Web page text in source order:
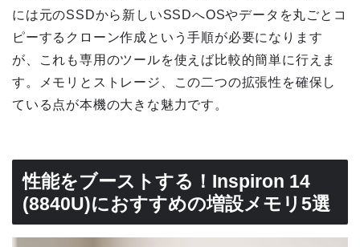
には元のSSDから新しいSSDへOSやデータを丸ごとコ
ピーするクローン作成という手順が必要になります
が、これも専用のツールを使えば比較的簡単に行えま
す。メモリとストレージ、この二つの拡張性を確保し
ている点が本機の大きな魅力です。
性能をブーストする！Inspiron 14
(8840U)におすすめの増設メモリ5選